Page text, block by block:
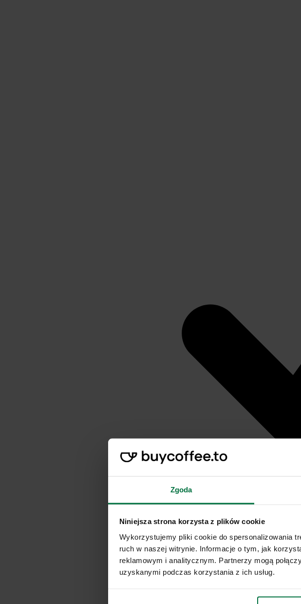
Zgoda
Niniejsza strona korzysta z plików cookie
Wykorzystujemy pliki cookie do spersonalizowania
ruch w naszej witrynie. Informacje o tym, jak
reklamowym i analitycznym. Partnerzy mogą
uzyskanymi podczas korzystania z ich usług.